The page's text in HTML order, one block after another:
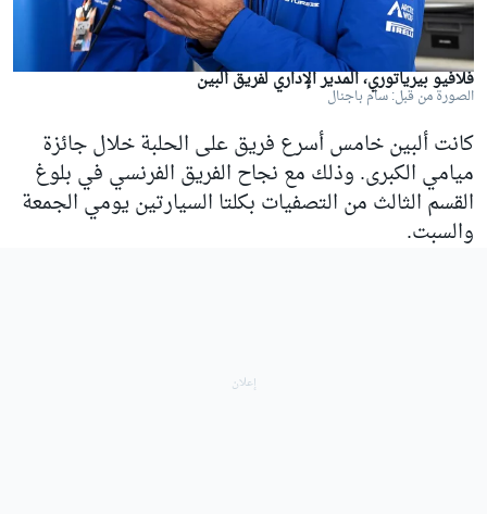
فلافيو بيرياتوري، المدير الإداري لفريق ألبين
الصورة من قبل: سام باجنال
كانت ألبين خامس أسرع فريق على الحلبة خلال جائزة
ميامي الكبرى. وذلك مع نجاح الفريق الفرنسي في بلوغ
القسم الثالث من التصفيات بكلتا السيارتين يومي الجمعة
والسبت.